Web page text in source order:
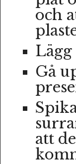
och
Gå
att